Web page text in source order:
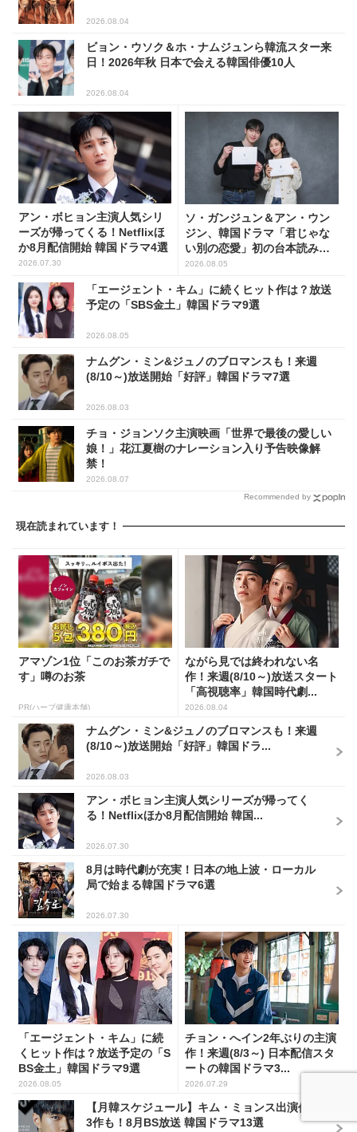
2026.08.04
ビョン・ウソク＆ホ・ナムジュンら韓流スター来
日！2026年秋 日本で会える韓国俳優10人
2026.08.04
アン・ボヒョン主演人気シリ
ーズが帰ってくる！Netflixほ
か8月配信開始 韓国ドラマ4選
2026.07.30
ソ・ガンジュン＆アン・ウン
ジン、韓国ドラマ「君じゃな
い別の恋愛」初の台本読み合
わせで抜群のケミ
2026.08.05
「エージェント・キム」に続くヒット作は？放送
予定の「SBS金土」韓国ドラマ9選
2026.08.05
ナムグン・ミン&ジュノのブロマンスも！来週
(8/10～)放送開始「好評」韓国ドラマ7選
2026.08.03
チョ・ジョンソク主演映画「世界で最後の愛しい
娘！」花江夏樹のナレーション入り予告映像解
禁！
2026.08.07
Recommended by
現在読まれています！
アマゾン1位「このお茶ガチで
す」噂のお茶
PR(ハーブ健康本舗)
ながら見では終われない名
作！来週(8/10～)放送スタート
「高視聴率」韓国時代劇...
2026.08.04
ナムグン・ミン&ジュノのブロマンスも！来週
(8/10～)放送開始「好評」韓国ドラ...
2026.08.03
アン・ボヒョン主演人気シリーズが帰ってく
る！Netflixほか8月配信開始 韓国...
2026.07.30
8月は時代劇が充実！日本の地上波・ローカル
局で始まる韓国ドラマ6選
2026.07.30
「エージェント・キム」に続
くヒット作は？放送予定の「S
BS金土」韓国ドラマ9選
2026.08.05
チョン・へイン2年ぶりの主演
作！来週(8/3～) 日本配信スタ
ートの韓国ドラマ3...
2026.07.29
【月韓スケジュール】キム・ミョンス出演作が
3作も！8月BS放送 韓国ドラマ13選